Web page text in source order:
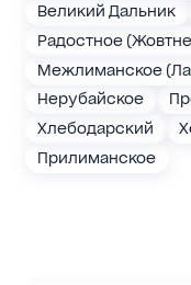
Великий Дальник
Радостное
Межлиманское
Нерубайское
Хлебодарский
Прилиманское